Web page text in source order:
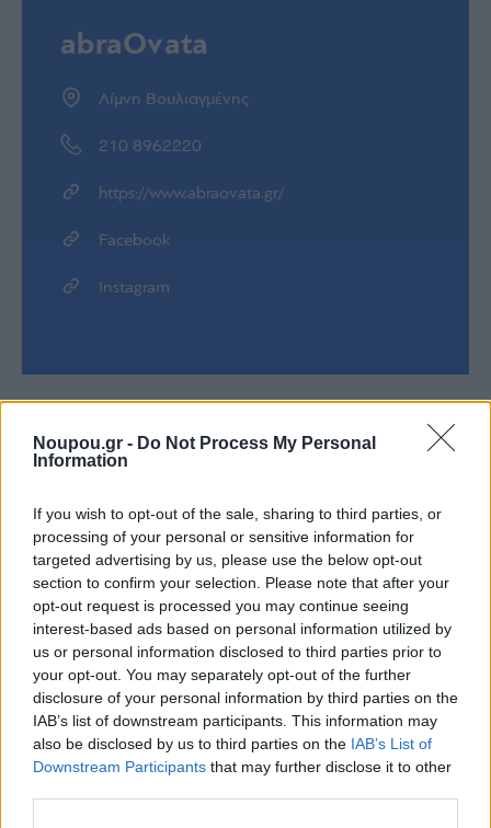
Noupou.gr - Do Not Process My Personal
Information
If you wish to opt-out of the sale, sharing to third parties, or
processing of your personal or sensitive information for
targeted advertising by us, please use the below opt-out
section to confirm your selection. Please note that after your
opt-out request is processed you may continue seeing
interest-based ads based on personal information utilized by
us or personal information disclosed to third parties prior to
your opt-out. You may separately opt-out of the further
disclosure of your personal information by third parties on the
IAB’s list of downstream participants. This information may
also be disclosed by us to third parties on the IAB’s List of
Downstream Participants that may further disclose it to other
abraOvata
Λίμνη Βουλιαγμένης
210 8962220
https://www.abraovata.gr/
Facebook
Instagram
TagsΕστιατόρια Καθαρά Δευτέρα Λίμνη Βουλιαγμένης Θαλασσινά
ψαροφαγικό σαφάρι abraOvata
Ποιος είναι ο καλύτερος
τρόπος να κρυώσεις το κρασί
σου;